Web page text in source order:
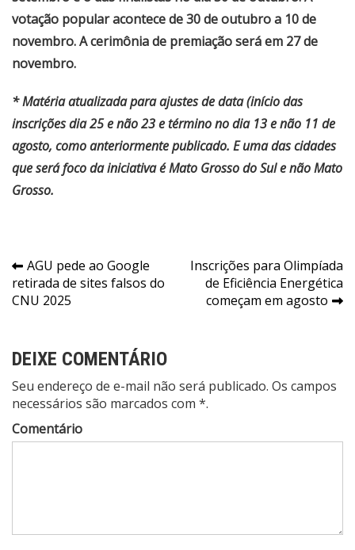
votação popular acontece de 30 de outubro a 10 de
novembro. A cerimônia de premiação será em 27 de
novembro.
* Matéria atualizada para ajustes de data (início das
inscrições dia 25 e não 23 e término no dia 13 e não 11 de
agosto, como anteriormente publicado. E uma das cidades
que será foco da iniciativa é Mato Grosso do Sul e não Mato
Grosso.
Navegação
de
AGU pede ao Google
retirada de sites falsos do
CNU 2025
Inscrições para Olimpíada
de Eficiência Energética
começam em agosto
DEIXE COMENTÁRIO
Seu endereço de e-mail não será publicado. Os campos
necessários são marcados com *.
Comentário